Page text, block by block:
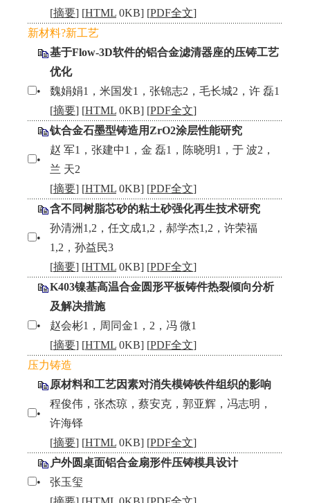
[摘要] [HTML 0KB] [PDF全文]
新材料?新工艺
基于Flow-3D软件的铝合金滤清器座的压铸工艺
优化
•
魏娟娟1，米国发1，张锦志2，毛长城2，许 磊1
[摘要] [HTML 0KB] [PDF全文]
钛合金石墨型铸造用ZrO2涂层性能研究
•
赵 军1，张建中1，金 磊1，陈晓明1，于 波2，
兰 天2
[摘要] [HTML 0KB] [PDF全文]
含不同树脂芯砂的粘土砂强化再生技术研究
•
孙清洲1,2，任文成1,2，郝学杰1,2，许荣福
1,2，孙益民3
[摘要] [HTML 0KB] [PDF全文]
K403镍基高温合金圆形平板铸件热裂倾向分析
及解决措施
•
赵会彬1，周同金1，2，冯 微1
[摘要] [HTML 0KB] [PDF全文]
压力铸造
原材料和工艺因素对消失模铸铁件组织的影响
•
程俊伟，张杰琼，蔡安克，郭亚辉，冯志明，
许海铎
[摘要] [HTML 0KB] [PDF全文]
户外圆桌面铝合金扇形件压铸模具设计
•
张玉玺